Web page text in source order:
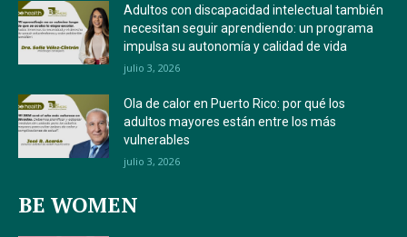
Adultos con discapacidad intelectual también
necesitan seguir aprendiendo: un programa
impulsa su autonomía y calidad de vida
julio 3, 2026
Ola de calor en Puerto Rico: por qué los
adultos mayores están entre los más
vulnerables
julio 3, 2026
BE WOMEN